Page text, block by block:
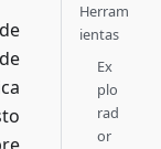
Herram
ientas
Ex
plo
rad
or